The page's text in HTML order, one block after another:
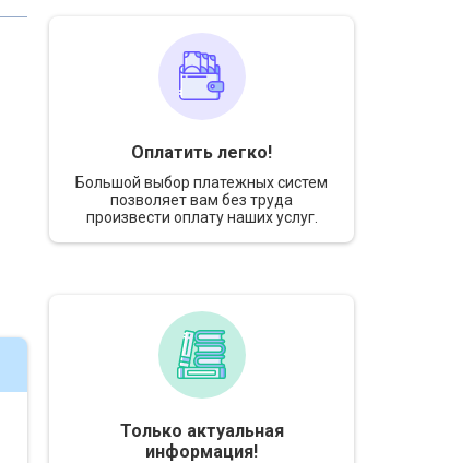
Оплатить легко!
Большой выбор платежных систем
позволяет вам без труда
произвести оплату наших услуг.
Только актуальная
информация!